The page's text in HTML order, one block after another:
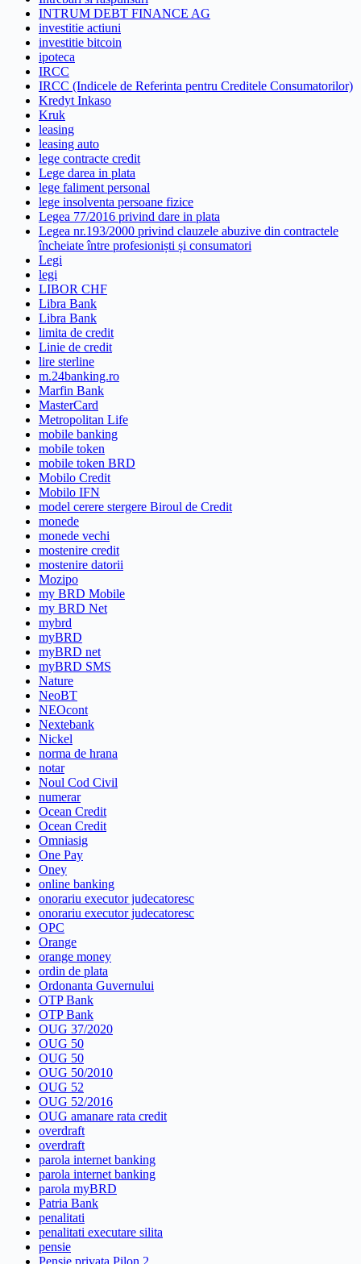
INTRUM DEBT FINANCE AG
investitie actiuni
investitie bitcoin
ipoteca
IRCC
IRCC (Indicele de Referinta pentru Creditele Consumatorilor)
Kredyt Inkaso
Kruk
leasing
leasing auto
lege contracte credit
Lege darea in plata
lege faliment personal
lege insolventa persoane fizice
Legea 77/2016 privind dare in plata
Legea nr.193/2000 privind clauzele abuzive din contractele
încheiate între profesioniști și consumatori
Legi
legi
LIBOR CHF
Libra Bank
Libra Bank
limita de credit
Linie de credit
lire sterline
m.24banking.ro
Marfin Bank
MasterCard
Metropolitan Life
mobile banking
mobile token
mobile token BRD
Mobilo Credit
Mobilo IFN
model cerere stergere Biroul de Credit
monede
monede vechi
mostenire credit
mostenire datorii
Mozipo
my BRD Mobile
my BRD Net
mybrd
myBRD
myBRD net
myBRD SMS
Nature
NeoBT
NEOcont
Nextebank
Nickel
norma de hrana
notar
Noul Cod Civil
numerar
Ocean Credit
Ocean Credit
Omniasig
One Pay
Oney
online banking
onorariu executor judecatoresc
onorariu executor judecatoresc
OPC
Orange
orange money
ordin de plata
Ordonanta Guvernului
OTP Bank
OTP Bank
OUG 37/2020
OUG 50
OUG 50
OUG 50/2010
OUG 52
OUG 52/2016
OUG amanare rata credit
overdraft
overdraft
parola internet banking
parola internet banking
parola myBRD
Patria Bank
penalitati
penalitati executare silita
pensie